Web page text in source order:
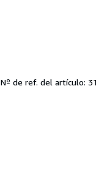
Nº de ref. del artículo: